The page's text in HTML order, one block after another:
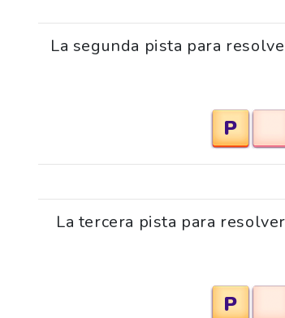
La segunda pista para
P
La tercera pista para
P